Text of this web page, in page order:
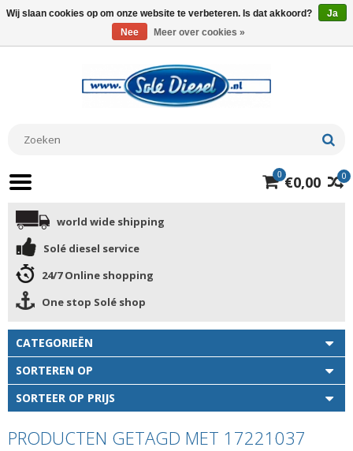
0
0 €0,00
world wide shipping
Solé diesel service
24/7 Online shopping
One stop Solé shop
CATEGORIEËN
SORTEREN OP
SORTEER OP PRIJS
PRODUCTEN GETAGD MET 17221037
Wij slaan cookies op om onze website te verbeteren. Is dat akkoord?
Ja
Nee
Meer over cookies »